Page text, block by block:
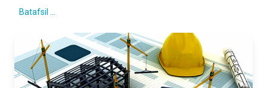
Batafsil ...